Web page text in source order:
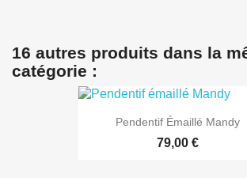
16 autres produits dans la
catégorie :
Pendentif Émaillé Mandy
79,00 €